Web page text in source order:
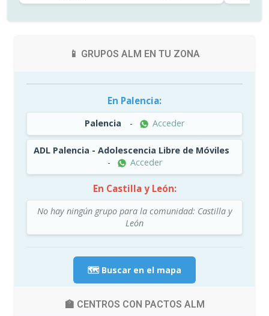
📱 GRUPOS ALM EN TU ZONA
En Palencia:
Palencia - Acceder
ADL Palencia - Adolescencia Libre de Móviles
-
Acceder
En Castilla y León:
No hay ningún grupo para la comunidad: Castilla y
León
🗺️ Buscar en el mapa
🏫 CENTROS CON PACTOS ALM